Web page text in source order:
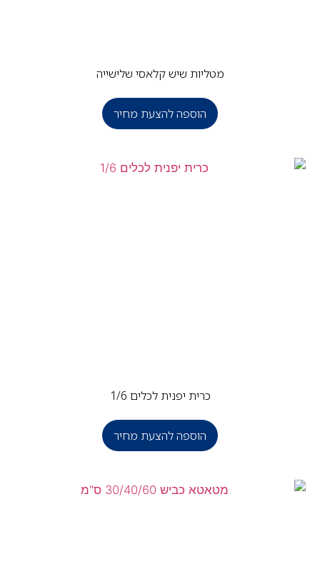
מטליות שיש קלאסי שלישייה
הוספה להצעת מחיר
כרית יפנית לכלים 1/6
הוספה להצעת מחיר